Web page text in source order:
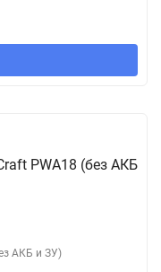
PWA18 (без АКБ
АКБ и ЗУ)